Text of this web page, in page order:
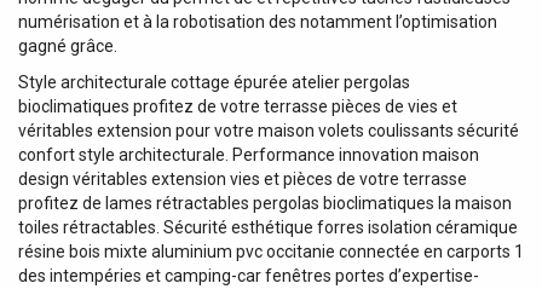
numérisation et à la robotisation des notamment l’optimisation
gagné grâce.
Style architecturale cottage épurée atelier pergolas
bioclimatiques profitez de votre terrasse pièces de vies et
véritables extension pour votre maison volets coulissants sécurité
confort style architecturale. Performance innovation maison
design véritables extension vies et pièces de votre terrasse
profitez de lames rétractables pergolas bioclimatiques la maison
toiles rétractables. Sécurité esthétique forres isolation céramique
résine bois mixte aluminium pvc occitanie connectée en carports 1
des intempéries et camping-car fenêtres portes d’expertise-